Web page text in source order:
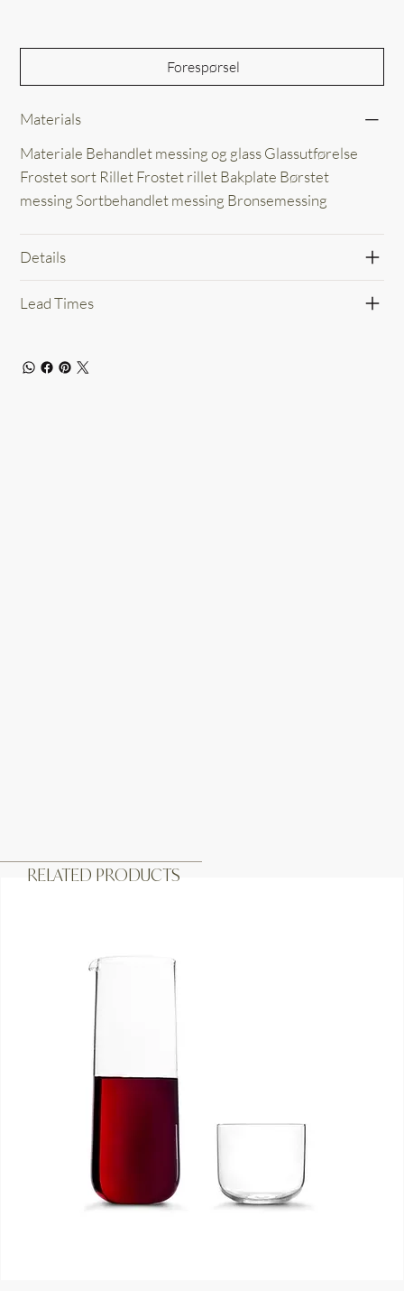
RELATED PRODUCTS
Forespørsel
Materials
Materiale Behandlet messing og glass Glassutførelse
Frostet sort Rillet Frostet rillet Bakplate Børstet
messing Sortbehandlet messing Bronsemessing
Details
Lead Times